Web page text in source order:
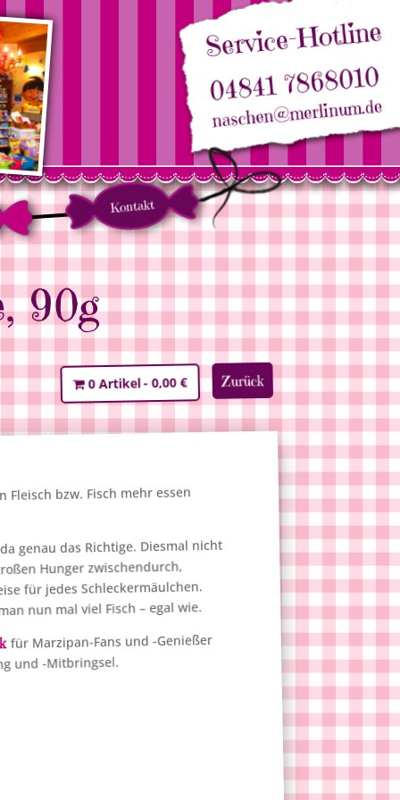
Service-Hotline
04841 7868010
naschen@merlinum.de
Kontakt
90g
Zurück
0 Artikel 0,00 €
bzw. Fisch mehr essen
genau das Richtige. Diesmal nicht
Hunger zwischendurch,
für jedes Schleckermäulchen.
nun mal viel Fisch – egal wie.
für Marzipan-Fans und -Genießer
und -Mitbringsel.